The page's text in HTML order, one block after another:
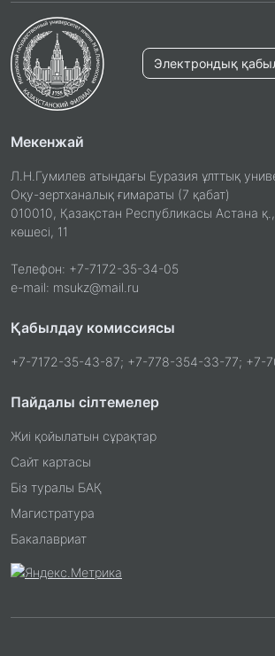
Электрондық
Мекенжай
Л.Н.Гумилев атындағы Еуразия ұлттық
Оқу-зертханалық ғимараты (7 қабат)
010010, Қазақстан Республикасы Астана
көшесі, 11
Телефон: +7-7172-35-34-05
e-mail: msukz@mail.ru
Қабылдау комиссиясы
+7-7172-35-43-87; +7-778-354-33-77; +7-
Пайдалы сілтемелер
Жиі қойылатын сұрақтар
Сайт картасы
Біз туралы БАҚ
Магистратура
Бакалавриат